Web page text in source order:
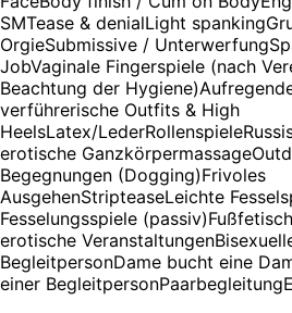
SMTease & denialLight spanking
OrgieSubmissive / Unterwerfung
JobVaginale Fingerspiele (nach
Beachtung der Hygiene)
verführerische Outfits & High
HeelsLatex/LederRollenspiele
erotische Ganzkörpermassage
Begegnungen (Dogging)Frivoles
AusgehenStripteaseLeichte
Fesselungsspiele (passiv)
erotische Veranstaltungen
BegleitpersonDame bucht eine
einer BegleitpersonPaarbegleitung